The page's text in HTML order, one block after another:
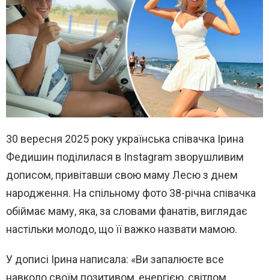
30 вересня 2025 року українська співачка Ірина
Федишин поділилася в Instagram зворушливим
дописом, привітавши свою маму Лесю з днем
народження. На спільному фото 38-річна співачка
обіймає маму, яка, за словами фанатів, виглядає
настільки молодо, що її важко назвати мамою.
У дописі Ірина написала: «Ви запалюєте все